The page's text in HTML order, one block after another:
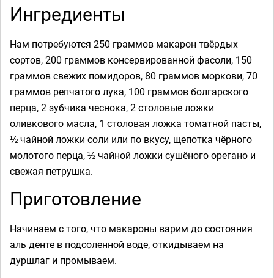
Ингредиенты
Нам потребуются 250 граммов макарон твёрдых
сортов, 200 граммов консервированной фасоли, 150
граммов свежих помидоров, 80 граммов моркови, 70
граммов репчатого лука, 100 граммов болгарского
перца, 2 зубчика чеснока, 2 столовые ложки
оливкового масла, 1 столовая ложка томатной пасты,
½ чайной ложки соли или по вкусу, щепотка чёрного
молотого перца, ½ чайной ложки сушёного орегано и
свежая петрушка.
Приготовление
Начинаем с того, что макароны варим до состояния
аль денте в подсоленной воде, откидываем на
дуршлаг и промываем.